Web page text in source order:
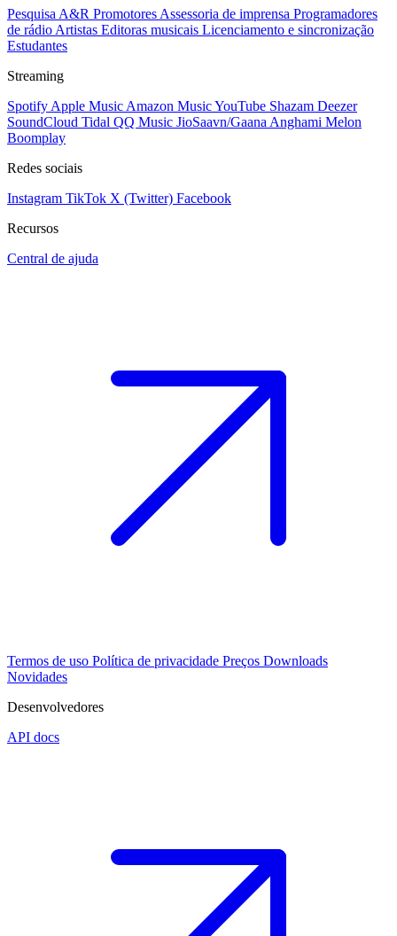
Pesquisa A&R Promotores Assessoria de imprensa Programadores
de rádio Artistas Editoras musicais Licenciamento e sincronização
Estudantes
Streaming
Spotify Apple Music Amazon MusicYouTube Shazam Deezer
SoundCloud Tidal QQ Music JioSaavn/Gaana Anghami Melon
Boomplay
Redes sociais
Instagram TikTok X (Twitter) Facebook
Recursos
Central de ajuda
Termos de uso Política de privacidade Preços Downloads
Novidades
Desenvolvedores
API docs